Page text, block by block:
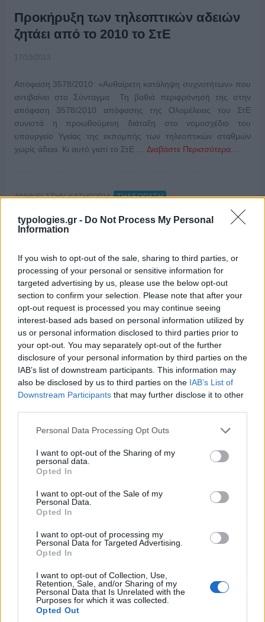
typologies.gr - Do Not Process My Personal
Information
If you wish to opt-out of the sale, sharing to third parties, or
processing of your personal or sensitive information for
targeted advertising by us, please use the below opt-out
section to confirm your selection. Please note that after your
opt-out request is processed you may continue seeing
interest-based ads based on personal information utilized by
us or personal information disclosed to third parties prior to
your opt-out. You may separately opt-out of the further
disclosure of your personal information by third parties on the
IAB’s list of downstream participants. This information may
also be disclosed by us to third parties on the IAB’s List of
Downstream Participants that may further disclose it to other
Please note that this website/app uses one or more Google
not limited to your visit or usage behaviour. You may click to
grant or deny consent to Google and its third-party tags to
use your data for below specified purposes in below Google
consent section.
Personal Data Processing Opt Outs
I want to opt-out of the Sharing of my
personal data.
Opted In
I want to opt-out of the Sale of my
Personal Data.
Opted In
I want to opt-out of processing my
Personal Data for Targeted Advertising.
Opted In
I want to opt-out of Collection, Use,
Retention, Sale, and/or Sharing of my
Personal Data that Is Unrelated with the
Purposes for which it was collected.
Opted Out
Προκήρυξη των τηλεοπτικών αδειών
ζητάει από το 2010 το ΣτΕ
17/10/2013
Απόφαση 3578/2010: «Αυθαίρετη κατάληψη συχνοτήτων» που
αντιβαίνει στο Σύνταγμα Τη βαθιά περιφρόνησή της στην
απόφαση 3578/2010 απόφασης της Ολομέλειας του ΣτΕ
συνιστά η προωθούμενη διάταξη στο νομοσχέδιο του
υπουργείο Υγείας της εκπομπής των τηλεοπτικών σταθμών
χωρίς άδεια. Κι αυτό γιατί το ΣτΕ … Διαβάστε Περισσότερα...
ΑΝΗΚΕΙ ΣΤΗΝ ΚΑΤΗΓΟΡΙΑ: ΤΗΛΕΟΡΑΣΗ
ΕΠΙΣΗΜΑΣΜΕΝΟ ΜΕ: ΟΛΟΜΕΛΕΙΑ ΣΤΕ ,
ΤΗΛΕΟΠΤΙΚΕΣ
ΣτΕ: Με παράνομη σύνθεση το ΕΣΡ
11/10/2013
Παράνομη η σύνθεση του ΕΣΡ, σύμφωνα με απόφαση της
Ολομέλειας του ΣτΕ. Το συμβούλιο με την 3513/2013
απόφασή του, κρίνει πως η διάταξη της παρ. 1 του άρθρου 57
του νόμου 3979/2011, που αναφέρει πως "η αυτοδίκαια
παράταση της θητείας των μελών του ΕΣΡ καλύπτει ισόχρονο
διάστημα μέχρι τον … Διαβάστε Περισσότερα...
ΑΝΗΚΕΙ ΣΤΗΝ ΚΑΤΗΓΟΡΙΑ:
ΕΠΙΣΗΜΑΣΜΕΝΟ ΜΕ: ΟΛΟΜΕΛΕΙΑ ΣΤΕ ΣΤΕ
Έλεγχος στη “Δ.Τ.” από την …Τρόικα
22/09/2013